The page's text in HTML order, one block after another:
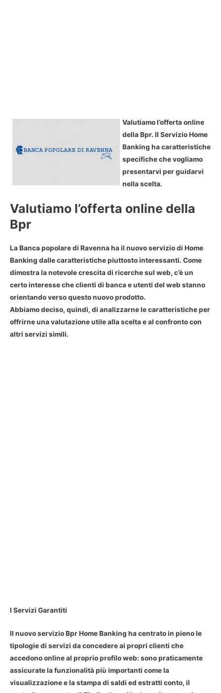
Valutiamo l’offerta online
della Bpr. Il Servizio Home
Banking ha caratteristiche
specifiche che vogliamo
presentarvi per guidarvi
nella scelta.
Valutiamo l’offerta online della
Bpr
La Banca popolare di Ravenna ha il nuovo servizio di Home
Banking dalle caratteristiche piuttosto interessanti. Come
dimostra la notevole crescita di ricerche sul web, c’è un
certo interesse che clienti di banca e utenti del web stanno
orientando verso questo nuovo prodotto.
Abbiamo deciso, quindi, di analizzarne le caratteristiche per
offrirne una valutazione utile alla scelta e al confronto con
altri servizi simili.
I Servizi Garantiti
Il nuovo servizio Bpr Home Banking ha centrato in pieno le
tipologie di servizi da concedere ai propri clienti che
accedono online al proprio profilo web: sono praticamente
assicurate la funzionalità più importanti come la
visualizzazione e la stampa di saldi ed estratti conto, il